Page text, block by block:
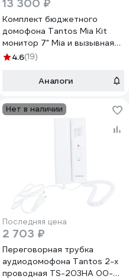
13 300 ₽
Комплект бюджетного
домофона Tantos Mia Kit
монитор 7" Mia и вызывная
панель Walle+ (медь) 00-
4.6(19)
Аналоги
Нет в наличии
Последняя цена
2 703 ₽
Переговорная трубка
аудиодомофона Tantos 2-х
проводная TS-203HA 00-